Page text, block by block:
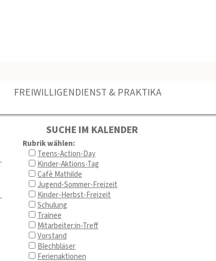
FREIWILLIGENDIENST & PRAKTIKA
SUCHE IM KALENDER
Rubrik wählen:
Teens-Action-Day
Kinder-Aktions-Tag
Cafè Mathilde
Jugend-Sommer-Freizeit
Kinder-Herbst-Freizeit
Schulung
Trainee
Mitarbeiter:in-Treff
Vorstand
Blechbläser
Ferienaktionen